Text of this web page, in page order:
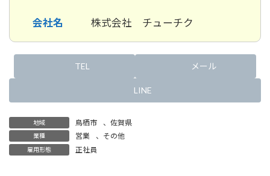
会社名 株式会社 チューチク
TEL メール
LINE
地域 鳥栖市 、 佐賀県
業種 営業 、 その他
雇用形態 正社員